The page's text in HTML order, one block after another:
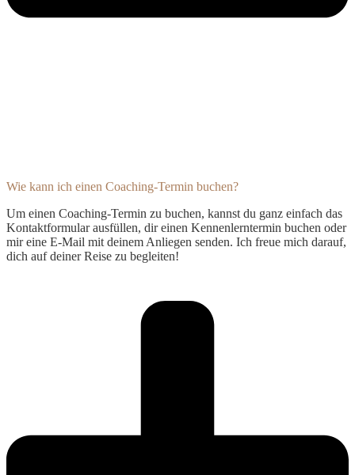
Wie kann ich einen Coaching-Termin buchen?
Um einen Coaching-Termin zu buchen, kannst du ganz einfach das
Kontaktformular ausfüllen, dir einen Kennenlerntermin buchen oder
mir eine E-Mail mit deinem Anliegen senden. Ich freue mich darauf,
dich auf deiner Reise zu begleiten!